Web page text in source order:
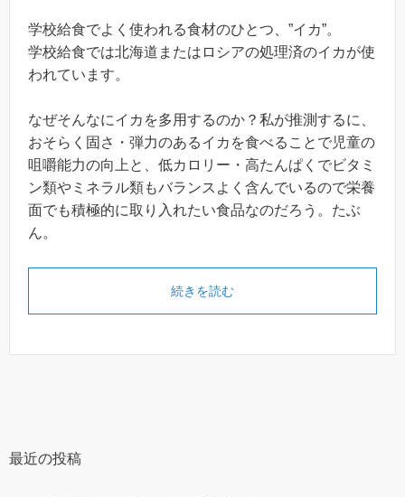
学校給食でよく使われる食材のひとつ、”イカ”。
学校給食では北海道またはロシアの処理済のイカが使
われています。
なぜそんなにイカを多用するのか？私が推測するに、
おそらく固さ・弾力のあるイカを食べることで児童の
咀嚼能力の向上と、低カロリー・高たんぱくでビタミ
ン類やミネラル類もバランスよく含んでいるので栄養
面でも積極的に取り入れたい食品なのだろう。たぶ
ん。
続きを読む
最近の投稿